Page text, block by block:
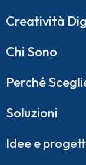
Creatività
Chi Sono
Perché
Soluzioni
Idee e